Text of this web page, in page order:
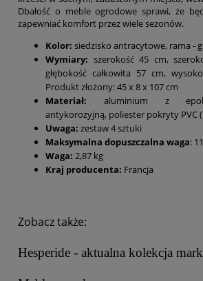
Dbałość o meble ogrodowe sprawi, że
zapewniać komfort przez wiele sezonów.
Kolor: siedzisko antracytowe, rama -
Wymiary: szerokość 45 cm,
głębokość całkowita 57 cm,
Produkt złożony: 45 x 8 x 107 cm
Materiał: aluminium z
antykorozyjną, poliester pokryty PVC
Uwaga: zestaw 4 sztuki
Maksymalna dopuszczalna waga:
Waga: 2,87 kg
Kraj producenta: Francja
Zobacz także:
Hesperide - aktualna kolekcja